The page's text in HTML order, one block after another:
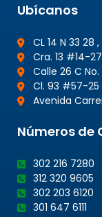
Ubícanos
CL 14 N 33
Cra. 13 #14-
Calle 26 C
Cl. 93 #57-25
Avenida
Números de
302 216 7280
312 320 9605
302 203 6120
301 647 6111